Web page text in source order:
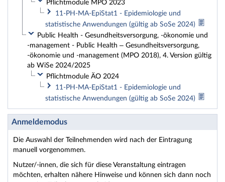
Pflichtmodule MPO 2023
11-PH-MA-EpiStat1 - Epidemiologie und
statistische Anwendungen (gültig ab SoSe 2024)
Public Health - Gesundheitsversorgung, -ökonomie und
-management - Public Health – Gesundheitsversorgung,
-ökonomie und -management (MPO 2018), 4. Version gültig
ab WiSe 2024/2025
Pflichtmodule ÄO 2024
11-PH-MA-EpiStat1 - Epidemiologie und
statistische Anwendungen (gültig ab SoSe 2024)
Anmeldemodus
Die Auswahl der Teilnehmenden wird nach der Eintragung
manuell vorgenommen.
Nutzer/-innen, die sich für diese Veranstaltung eintragen
möchten, erhalten nähere Hinweise und können sich dann noch